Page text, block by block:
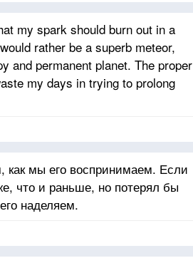
my spark should burn out in a
rather be a superb meteor,
and permanent planet. The proper
my days in trying to prolong
как мы его воспринимаем. Если
что и раньше, но потерял бы
наделяем.